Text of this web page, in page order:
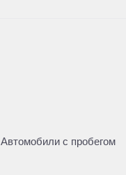
Автомобили с пробегом